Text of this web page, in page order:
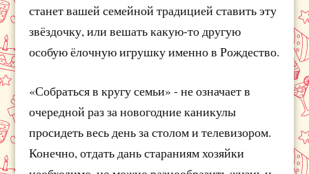
станет вашей семейной традицией ставить эту
звёздочку, или вешать какую-то другую
особую ёлочную игрушку именно в Рождество.
«Собраться в кругу семьи» - не означает в
очередной раз за новогодние каникулы
просидеть весь день за столом и телевизором.
Конечно, отдать дань стараниям хозяйки